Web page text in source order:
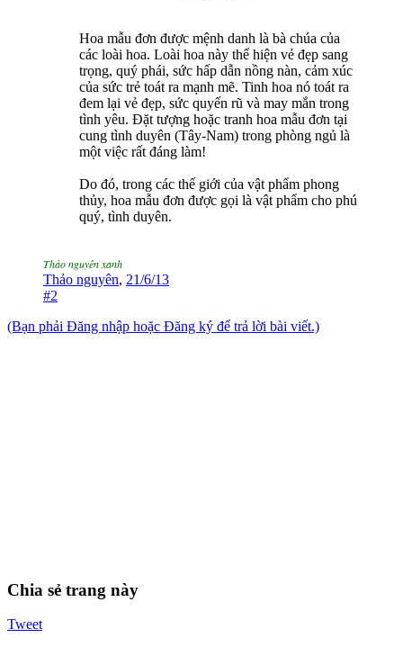
Hoa mẫu đơn được mệnh danh là bà chúa của
các loài hoa. Loài hoa này thể hiện vẻ đẹp sang
trọng, quý phái, sức hấp dẫn nồng nàn, cảm xúc
của sức trẻ toát ra mạnh mẽ. Tinh hoa nó toát ra
đem lại vẻ đẹp, sức quyến rũ và may mắn trong
tình yêu. Đặt tượng hoặc tranh hoa mẫu đơn tại
cung tình duyên (Tây-Nam) trong phòng ngủ là
một việc rất đáng làm!
Do đó, trong các thế giới của vật phẩm phong
thủy, hoa mẫu đơn được gọi là vật phẩm cho phú
quý, tình duyên.
Thảo nguyên xanh
Thảo nguyên, 21/6/13
#2
(Bạn phải Đăng nhập hoặc Đăng ký để trả lời bài viết.)
Chia sẻ trang này
Tweet